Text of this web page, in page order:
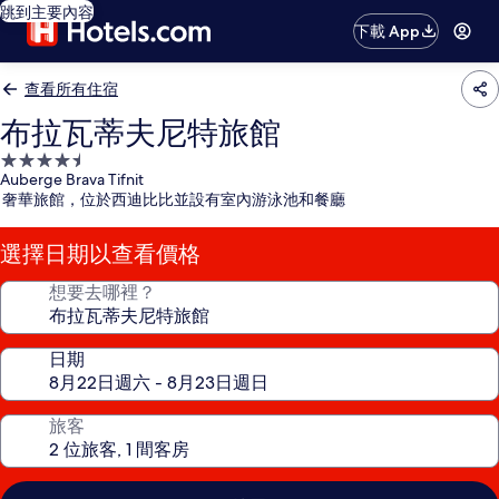
跳到主要內容
下載 App
查看所有住宿
布拉瓦蒂夫尼特旅館
4.5
星
級
住
宿
Auberge Brava Tifnit
奢華旅館，位於西迪比比並設有室內游泳池和餐廳
選擇日期以查看價格
想要去哪裡？
日期
旅客